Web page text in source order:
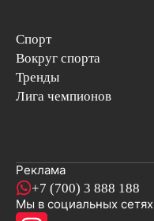
Спорт
Вокруг спорта
Тренды
Лига чемпионов
Реклама
+7 (700) 3 888 188
Мы в социальных сетях